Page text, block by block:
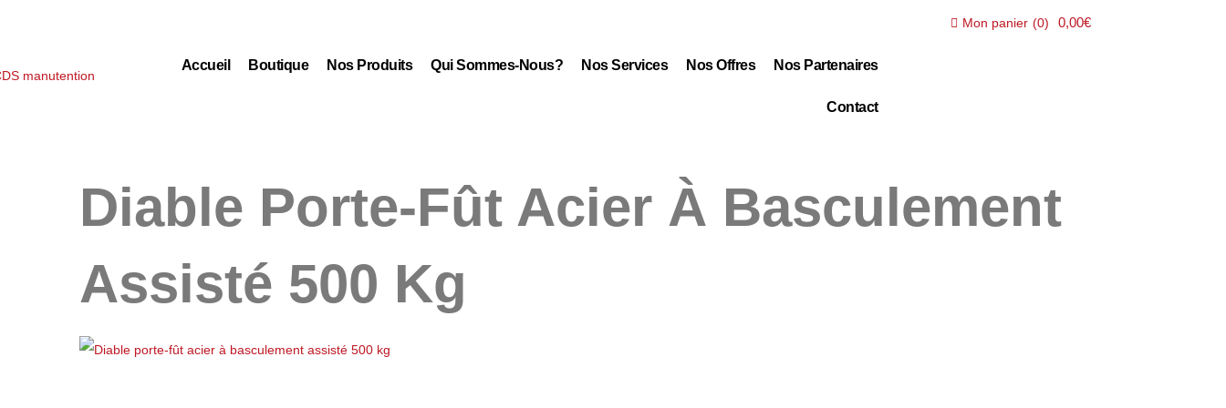
Accueil Boutique Nos Produits Qui Sommes-Nous? Nos Services Nos Offres Nos Partenaires
Contact
Mon panier (0) 0,00€
Diable Porte-Fût Acier À Basculement
Assisté 500 Kg